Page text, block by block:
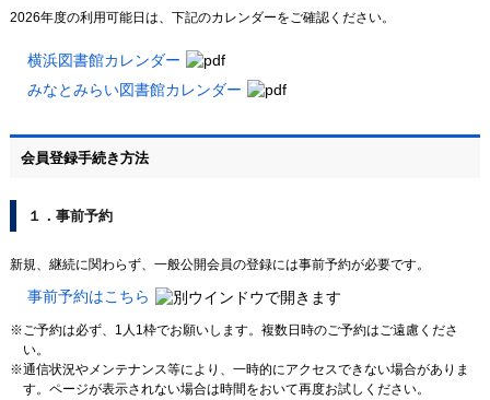
2026年度の利用可能日は、下記のカレンダーをご確認ください。
横浜図書館カレンダー
みなとみらい図書館カレンダー
会員登録手続き方法
１．事前予約
新規、継続に関わらず、一般公開会員の登録には事前予約が必要です。
事前予約はこちら
ご予約は必ず、1人1枠でお願いします。複数日時のご予約はご遠慮くださ
い。
通信状況やメンテナンス等により、一時的にアクセスできない場合がありま
す。 ページが表示されない場合は時間をおいて再度お試しください。